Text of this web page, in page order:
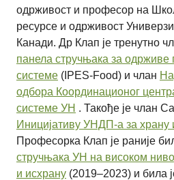
одрживост и професор на
ресурсе и одрживост
Канади. Др Клап је тренутно
панела стручњака за
системе (IPES-Food) и члан
одбора Координационог
системе УН . Такође је члан
Иницијативу УНДП-а за храну
Професорка Клап је раније
стручњака УН на високом
и исхрану (2019–2023) и била